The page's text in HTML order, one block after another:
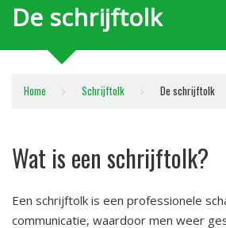
De schrijftolk
Home Schrijftolk De schrijftolk
Wat is een schrijftolk?
Een schrijftolk is een professionele
communicatie, waardoor men weer